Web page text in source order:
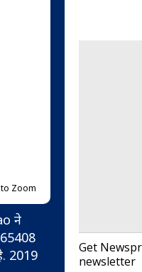
Zoom
ने
2019